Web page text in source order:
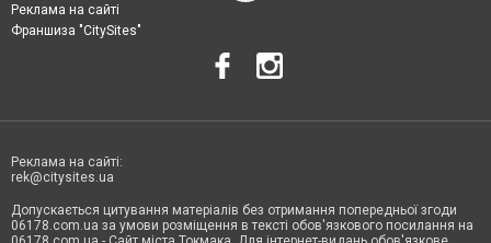
Реклама на сайті
Франшиза "CitySites"
Реклама на сайті:
rek@citysites.ua
Допускається цитування матеріалів без отримання попередньої згоди
06178.com.ua за умови розміщення в тексті обов'язкового посилання на